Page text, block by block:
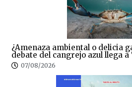
¿Amenaza ambiental o delicia
debate del cangrejo azul llega
07/08/2026